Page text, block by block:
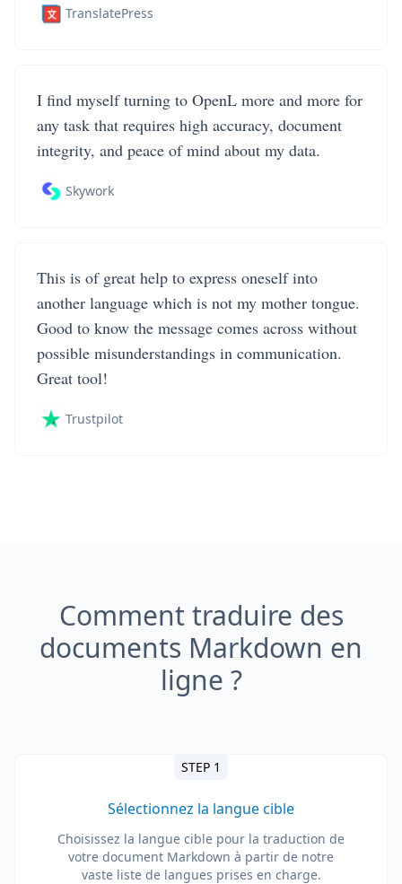
TranslatePress
I find myself turning to OpenL more and more for
any task that requires high accuracy, document
integrity, and peace of mind about my data.
Skywork
This is of great help to express oneself into
another language which is not my mother tongue.
Good to know the message comes across without
possible misunderstandings in communication.
Great tool!
Trustpilot
Comment traduire des
documents Markdown en
ligne ?
STEP 1
Sélectionnez la langue cible
Choisissez la langue cible pour la traduction de
votre document Markdown à partir de notre
vaste liste de langues prises en charge.